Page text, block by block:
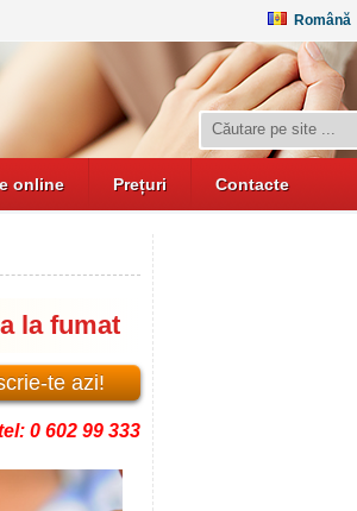
Română
online Prețuri Contacte
la fumat
te azi!
0 602 99 333